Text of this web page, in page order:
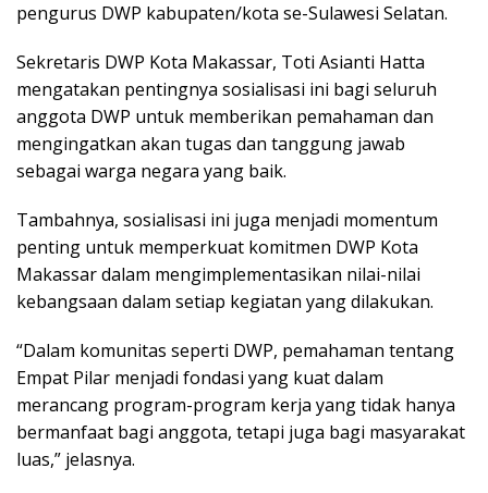
pengurus DWP kabupaten/kota se-Sulawesi Selatan.
Sekretaris DWP Kota Makassar, Toti Asianti Hatta
mengatakan pentingnya sosialisasi ini bagi seluruh
anggota DWP untuk memberikan pemahaman dan
mengingatkan akan tugas dan tanggung jawab
sebagai warga negara yang baik.
Tambahnya, sosialisasi ini juga menjadi momentum
penting untuk memperkuat komitmen DWP Kota
Makassar dalam mengimplementasikan nilai-nilai
kebangsaan dalam setiap kegiatan yang dilakukan.
“Dalam komunitas seperti DWP, pemahaman tentang
Empat Pilar menjadi fondasi yang kuat dalam
merancang program-program kerja yang tidak hanya
bermanfaat bagi anggota, tetapi juga bagi masyarakat
luas,” jelasnya.